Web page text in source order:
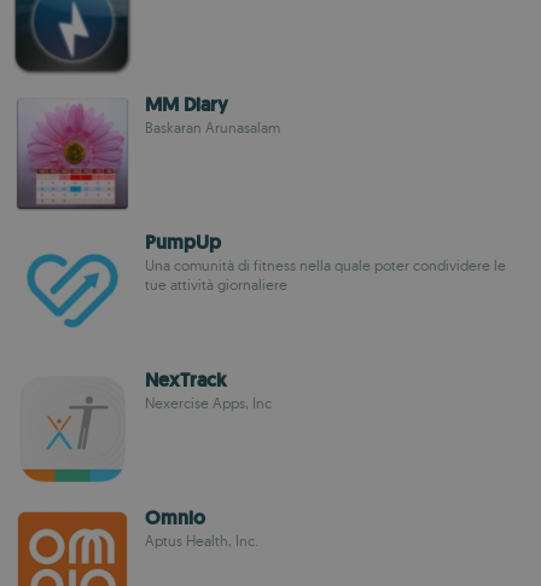
MM Diary
Baskaran Arunasalam
PumpUp
Una comunità di fitness nella quale poter condividere le
tue attività giornaliere
NexTrack
Nexercise Apps, Inc
Omnio
Aptus Health, Inc.